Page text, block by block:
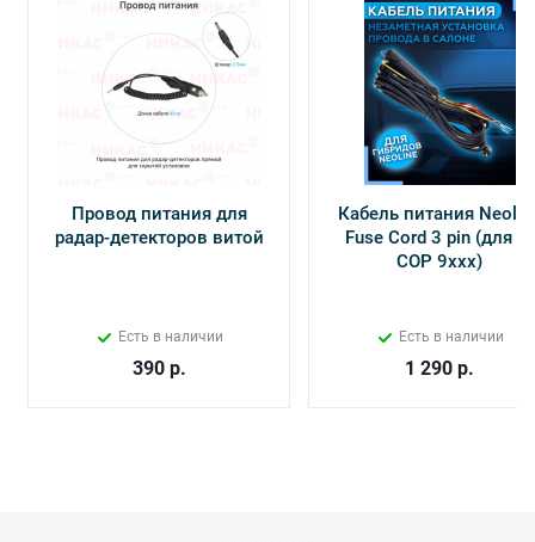
Провод питания для
радар-детекторов витой
Есть в наличии
390р.
Кабель питания
Fuse Cord 3 pin (для Х-
СОР 9ххх)
Есть в наличии
1 290 р.